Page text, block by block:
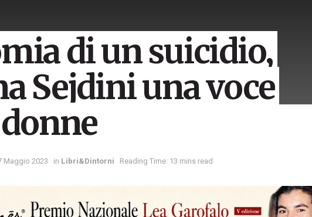
di un suicidio,
Sejdini una voce
Maggio 2023 in Libri&Dintorni Reading Time: 13 mins read